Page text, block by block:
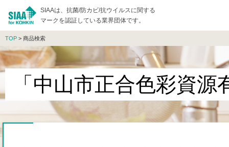
SIAAは、抗菌/防カビ/抗ウイルスに関する
マークを認証している業界団体です。
TOP > 商品検索
「中山市正合色彩資